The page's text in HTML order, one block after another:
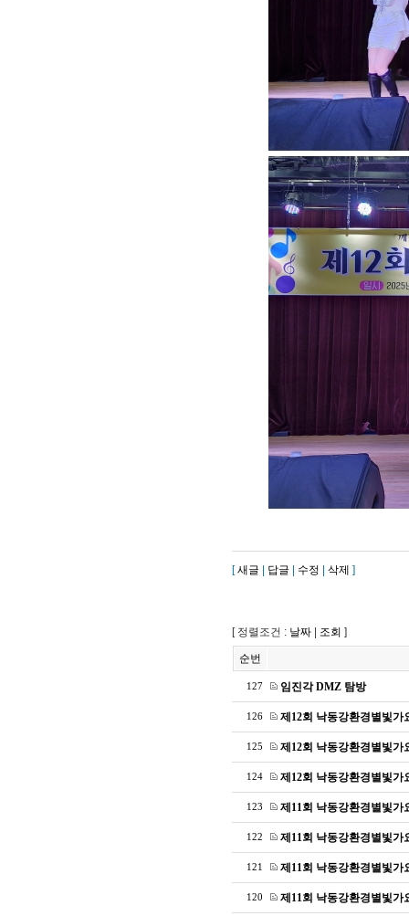
[새글 답글 수정 삭제 ]
[ 정렬조건 : 날짜 조회 ]
순번
127 임진각 DMZ 탐방
126 제12회 낙동강환경별빛가
125 제12회 낙동강환경별빛가
124 제12회 낙동강환경별빛가
123 제11회 낙동강환경별빛가
122 제11회 낙동강환경별빛가
121 제11회 낙동강환경별빛가
120 제11회 낙동강환경별빛가